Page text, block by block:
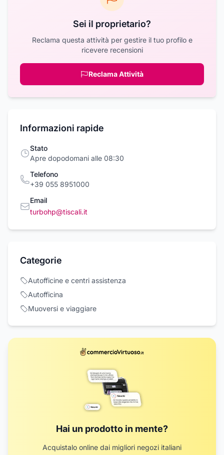
Sei il proprietario?
Reclama questa attività per gestire il tuo profilo e
ricevere recensioni
Reclama Attività
Informazioni rapide
Stato
Apre dopodomani alle 08:30
Telefono
+39 055 8951000
Email
turbohp@tiscali.it
Categorie
Autofficine e centri assistenza
Autofficina
Muoversi e viaggiare
Hai un prodotto in mente?
Acquistalo online dai migliori negozi italiani